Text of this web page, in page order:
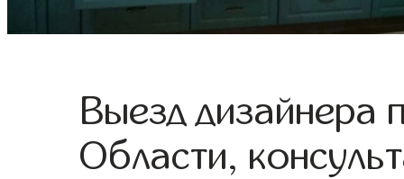
Выезд дизайнера
Области,